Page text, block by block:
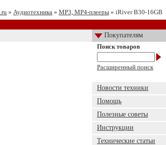
» Аудиотехника » MP3, MP4-плееры » iRiver B30-16GB
Покупателям
Поиск товаров
Расширенный поиск
Новости техники
Помощь
Полезные советы
Инструкции
Технические статьи